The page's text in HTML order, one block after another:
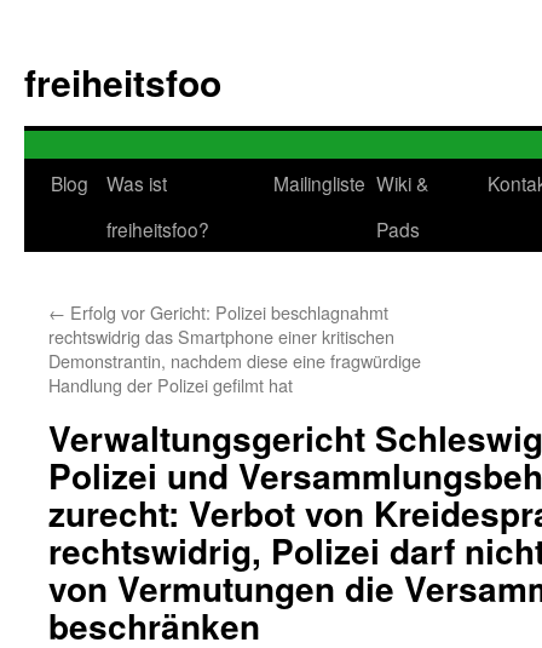
springen
freiheitsfoo
Blog
Was ist
freiheitsfoo?
Mailingliste Wiki &
Pads
← Erfolg vor Gericht: Polizei beschlagnahmt
rechtswidrig das Smartphone einer kritischen
Demonstrantin, nachdem diese eine fragwürdige
Handlung der Polizei gefilmt hat
Verwaltungsgericht
Polizei und
zurecht: Verbot von
rechtswidrig, Polizei darf
von Vermutungen die
beschränken